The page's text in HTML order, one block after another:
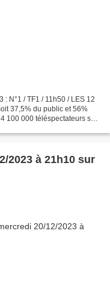
N°1 / TF1 / 11h50 / LES 12
37,5% du public et 56%
100 000 téléspectateurs soit
2023 à 21h10 sur